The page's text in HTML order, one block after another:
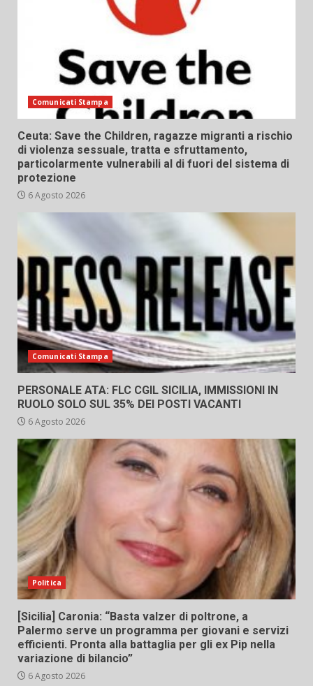
Comunicati Stampa
Ceuta: Save the Children, ragazze migranti a rischio
di violenza sessuale, tratta e sfruttamento,
particolarmente vulnerabili al di fuori del sistema di
protezione
6 Agosto 2026
Comunicati Stampa
PERSONALE ATA: FLC CGIL SICILIA, IMMISSIONI IN
RUOLO SOLO SUL 35% DEI POSTI VACANTI
6 Agosto 2026
Politica
[Sicilia] Caronia: “Basta valzer di poltrone, a
Palermo serve un programma per giovani e servizi
efficienti. Pronta alla battaglia per gli ex Pip nella
variazione di bilancio”
6 Agosto 2026